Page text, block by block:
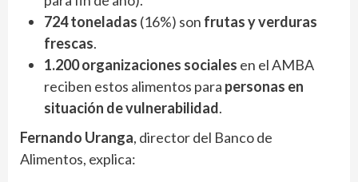
724 toneladas (16%) son frutas y verduras
frescas.
1.200 organizaciones sociales en el AMBA
reciben estos alimentos para personas en
situación de vulnerabilidad.
Fernando Uranga, director del Banco de
Alimentos, explica: